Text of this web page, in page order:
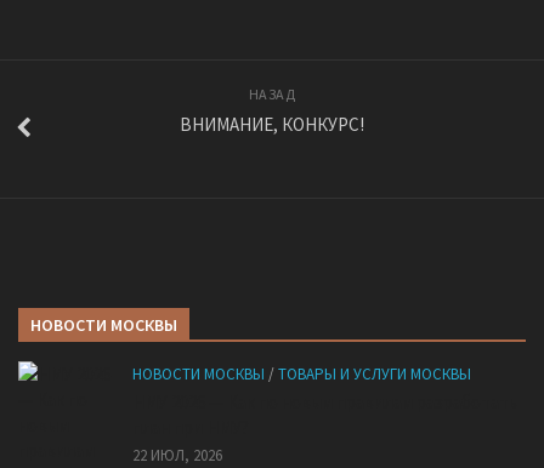
НАЗАД
ВНИМАНИЕ, КОНКУРС!
НОВОСТИ МОСКВЫ
НОВОСТИ МОСКВЫ /ТОВАРЫ И УСЛУГИ МОСКВЫ
22 ИЮЛ, 2026